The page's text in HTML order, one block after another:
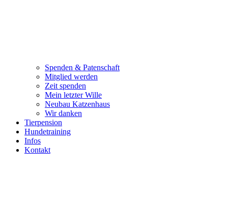
Spenden & Patenschaft
Mitglied werden
Zeit spenden
Mein letzter Wille
Neubau Katzenhaus
Wir danken
Tierpension
Hundetraining
Infos
Kontakt